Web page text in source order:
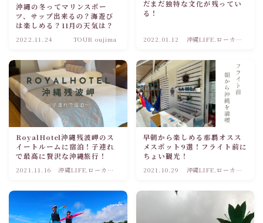
沖縄の冬ってマリンスポー
ツ、サップ出来るの？海遊び
は楽しめる？11月の天気は？
2022.11.24 TOUR oujima
だまだ独特な文化が残ってい
る！
2022.01.12
沖縄LIFE.ローカル
RoyalHotel沖縄残波岬のス
イートルームに宿泊！子連れ
で最高に贅沢な沖縄旅行！
2021.11.16
沖縄LIFE.ローカル
早朝から楽しめる那覇オスス
メスポット9選！フライト前に
ちょい観光！
2021.10.29
沖縄LIFE.ローカル